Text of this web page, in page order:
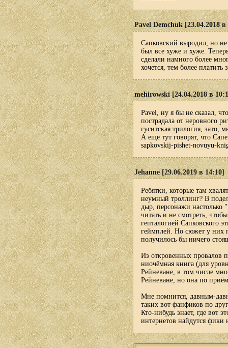
Pavel Demchuk [23.04.2018 в
Сапковский выродил, но
был все хуже и хуже.
сделали намного более
хочется, тем более платить
mehirowski [24.04.2018 в
Pavel, ну я бы не сказал,
пострадала от неровного
гуситская трилогия, зато,
А еще тут говорят, что
sapkovskij-pishet-novuyu-
Jehanne [29.06.2019 в 14:10]
Ребятки, которые там
неумный троллинг? В
дыр, персонажи настолько
читать и не смотреть,
гепталогией Сапковского
геймплей. Но сюжет у них
получилось бы ничего
Из откровенных провалов
ниочёмная книга (для
Рейневане, в том числе
Рейневане, но она по
Мне помнится, давным-
таких вот фанфиков по
Кто-нибудь знает, где вот
интернетов найдутся